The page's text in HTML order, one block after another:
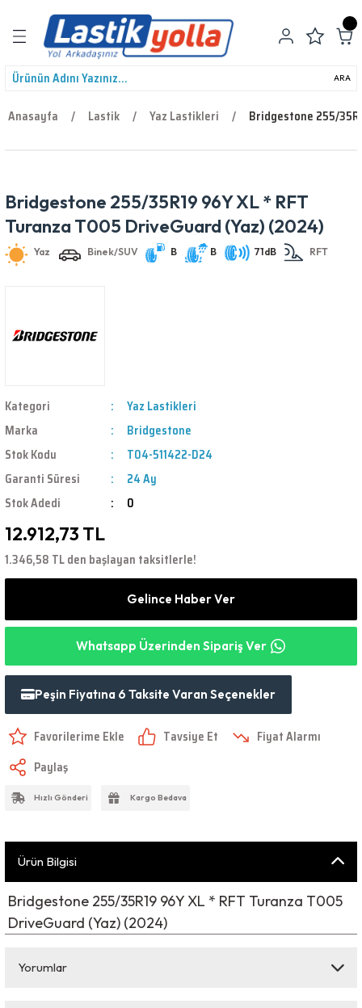
Geri Dön
ARA
Anasayfa Lastik Yaz Lastikleri Bridgestone 255/
Bridgestone 255/35R19 96Y XL * RFT
Turanza T005 DriveGuard (Yaz) (2024)
Yaz Binek/SUV B B 71dB RFT
Kategori
Yaz Lastikleri
Marka
Bridgestone
Stok Kodu
T04-511422-D24
Garanti Süresi
24 Ay
Stok Adedi
0
12.912,73 TL
1.346,58 TL den başlayan taksitlerle!
Gelince Haber Ver
Whatsapp Üzerinden Sipariş Ver
Peşin Fiyatına 6 Taksite Varan Seçenekler
Tavsiye Et
Fiyat Alarmı
Paylaş
Hızlı Gönderi Kargo Bedava
Ürün Bilgisi
Bridgestone 255/35R19 96Y XL * RFT Turanza T005
DriveGuard (Yaz) (2024)
Yorumlar